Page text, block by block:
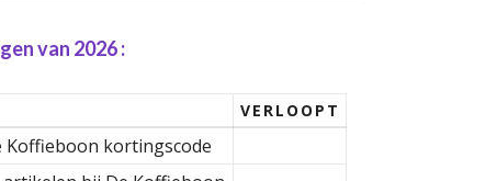
van 2026 :
VERLOOPT
Koffieboon kortingscode